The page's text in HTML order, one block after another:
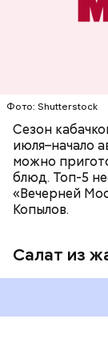
Фото: Shutterstock
Сезон
июля–начало
можно
блюд. Топ-5
«Вечерней
Копылов.
Салат из
кремний —
Вред дыни